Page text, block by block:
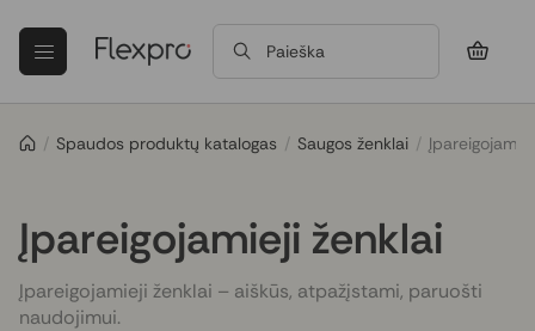
Paieška
/ Spaudos produktų katalogas / Saugos ženklai /
Įpareigojamieji ženklai
Įpareigojamieji ženklai – aiškūs, atpažįstami, paruošti
naudojimui.